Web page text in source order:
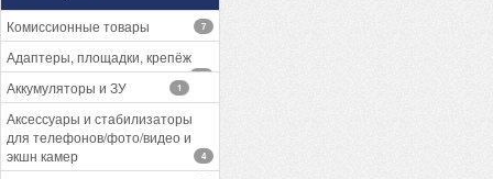
Комиссионные товары 7
Адаптеры, площадки, крепёж
13
Аккумуляторы и ЗУ 1
Аксессуары и стабилизаторы
для телефонов/фото/видео и
экшн камер
4